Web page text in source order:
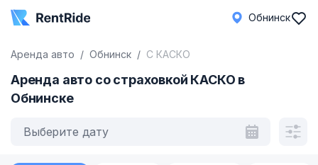
Обнинск
Аренда авто Обнинск С КАСКО
Аренда авто со страховкой КАСКО в
Обнинске
Выберите дату